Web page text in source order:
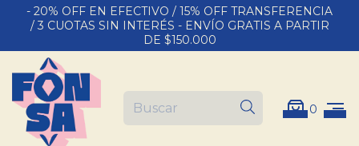
- 20% OFF EN EFECTIVO / 15% OFF TRANSFERENCIA
/ 3 CUOTAS SIN INTERÉS - ENVÍO GRATIS A PARTIR
DE $150.000
0